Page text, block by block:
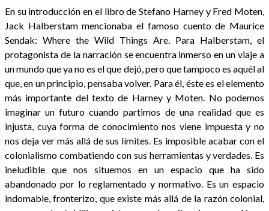
En su introducción en el libro de Stefano Harney y Fred Moten,
Jack Halberstam mencionaba el famoso cuento de Maurice
Sendak: Where the Wild Things Are. Para Halberstam, el
protagonista de la narración se encuentra inmerso en un viaje a
un mundo que ya no es el que dejó, pero que tampoco es aquél al
que, en un principio, pensaba volver. Para él, éste es el elemento
más importante del texto de Harney y Moten. No podemos
imaginar un futuro cuando partimos de una realidad que es
injusta, cuya forma de conocimiento nos viene impuesta y no
nos deja ver más allá de sus límites. Es imposible acabar con el
colonialismo combatiendo con sus herramientas y verdades. Es
ineludible que nos situemos en un espacio que ha sido
abandonado por lo reglamentado y normativo. Es un espacio
indomable, fronterizo, que existe más allá de la razón colonial,